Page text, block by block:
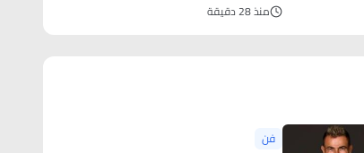
منذ 28 دقيقة
فن